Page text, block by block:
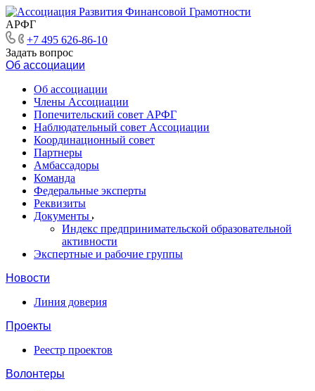
АРФГ
+7 495 626-86-10
Задать вопрос
Об ассоциации
Об ассоциации
Члены Ассоциации
Попечительский совет АРФГ
Наблюдательный совет Ассоциации
Координационный совет
Партнеры
Амбассадоры
Команда
Федеральные эксперты
Реквизиты
Документы
Индекс предпринимательской образовательной
активности
Экспертные и рабочие группы
Новости
Линия доверия
Проекты
Реестр проектов
Волонтеры